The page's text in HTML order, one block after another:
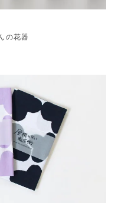
の花器